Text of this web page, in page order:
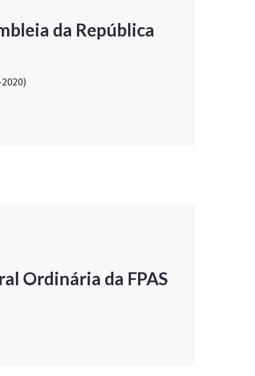
da República
Ordinária da FPAS